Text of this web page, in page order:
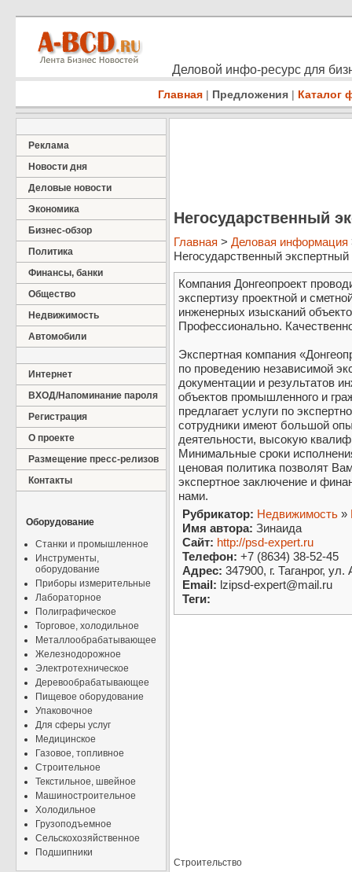
Деловой инфо-ресурс для
Главная | Предложения | Каталог
Реклама
Новости дня
Деловые новости
Экономика
Бизнес-обзор
Политика
Финансы, банки
Общество
Недвижимость
Автомобили
Интернет
ВХОД/Напоминание пароля
Регистрация
О проекте
Размещение пресс-релизов
Контакты
Оборудование
Станки и промышленное
Инструменты,
оборудование
Приборы измерительные
Лабораторное
Полиграфическое
Торговое, холодильное
Металлообрабатывающее
Железнодорожное
Электротехническое
Деревообрабатывающее
Пищевое оборудование
Упаковочное
Для сферы услуг
Медицинское
Газовое, топливное
Строительное
Текстильное, швейное
Машиностроительное
Холодильное
Грузоподъемное
Сельскохозяйственное
Подшипники
Негосударственный
Главная > Деловая информация
Негосударственный экспертный
Компания Донгеопроект
экспертизу проектной и
инженерных изысканий
Профессионально.
Экспертная компания
по проведению независимой
документации и результатов
объектов промышленного и
предлагает услуги по
сотрудники имеют большой
деятельности, высокую
Минимальные сроки
ценовая политика позволят
экспертное заключение и
нами.
Рубрикатор: Недвижимость »
Имя автора: Зинаида
Сайт: http://psd-expert.ru
Телефон: +7 (8634) 38-52-45
Адрес: 347900, г. Таганрог,
Email: lzipsd-expert@mail.ru
Теги:
Строительство